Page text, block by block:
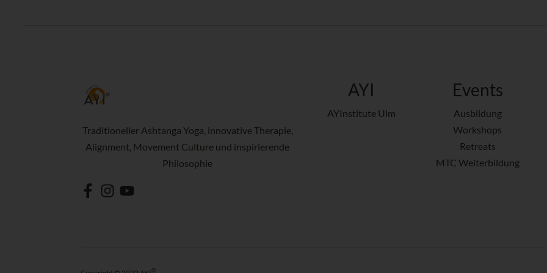
Traditioneller Ashtanga Yoga, innovative Therapie,
Alignment, Movement Culture und inspirierende
Philosophie
AYI
AYInstitute Ulm
Events
Ausbildung
Workshops
Retreats
MTC Weiterbildung
®